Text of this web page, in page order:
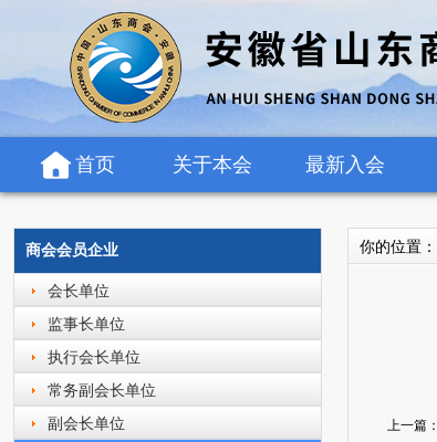
首页 关于本会 最新入会
商会会员企业
会长单位
监事长单位
执行会长单位
常务副会长单位
副会长单位
你的位置：
上一篇：